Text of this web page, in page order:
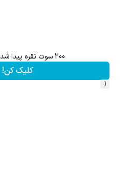
200 سوت نقره پیدا شده برای تو!!!
کلیک کن!
‹